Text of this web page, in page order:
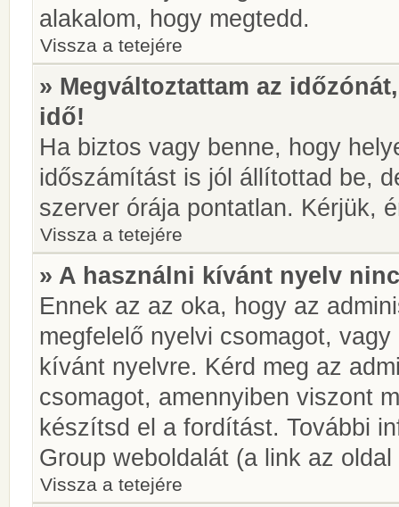
alakalom, hogy megtedd.
Vissza a tetejére
» Megváltoztattam az
idő!
Ha biztos vagy benne, hogy
időszámítást is jól állítottad be,
szerver órája pontatlan. Kérjük,
Vissza a tetejére
» A használni kívánt nyelv
Ennek az az oka, hogy az
megfelelő nyelvi csomagot,
kívánt nyelvre. Kérd meg az
csomagot, amennyiben viszont
készítsd el a fordítást. További
Group weboldalát (a link az
Vissza a tetejére